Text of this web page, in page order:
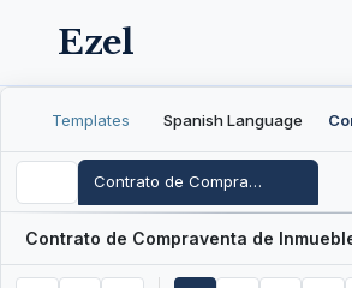
Ezel
Templates Spanish Language
Contrato de Compraventa de Inmueble / Real Estate Purchase Agreement
Contrato de Compraventa de